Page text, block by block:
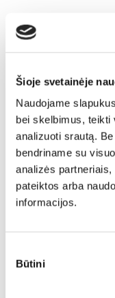
Šioje svetainėje
Naudojame
bei skelbimus, teikti
analizuoti srautą.
bendriname su
analizės
pateiktos arba
informacijos.
pasirinkimas
Būtini